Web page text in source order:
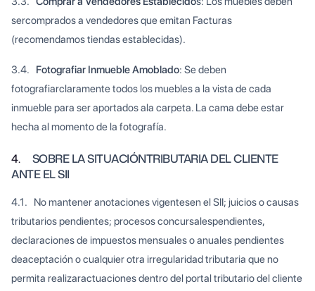
sercomprados a vendedores que emitan Facturas
(recomendamos tiendas establecidas).
3.4. Fotografiar Inmueble Amoblado: Se deben
fotografiarclaramente todos los muebles a la vista de cada
inmueble para ser aportados ala carpeta. La cama debe estar
hecha al momento de la fotografía.
4. SOBRE LA SITUACIÓNTRIBUTARIA DEL CLIENTE
ANTE EL SII
4.1. No mantener anotaciones vigentesen el SII; juicios o causas
tributarios pendientes; procesos concursalespendientes,
declaraciones de impuestos mensuales o anuales pendientes
deaceptación o cualquier otra irregularidad tributaria que no
permita realizaractuaciones dentro del portal tributario del cliente